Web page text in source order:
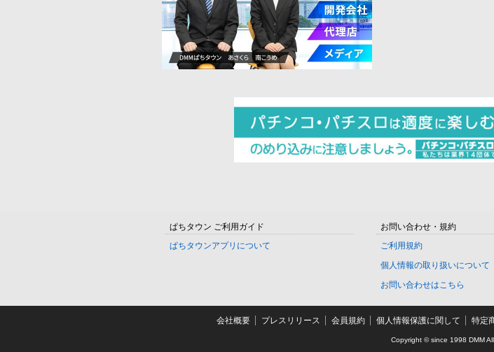
ぱちタウン ご利用ガイド
ぱちタウンアプリについて
お問い合わせ・規約
ご利用規約
個人情報の取り扱いについて
お問い合わせはこちら
会社概要 プレスリリース 会員規約 個人情報保護に関して 特定
Copyright © since 1998 DMM